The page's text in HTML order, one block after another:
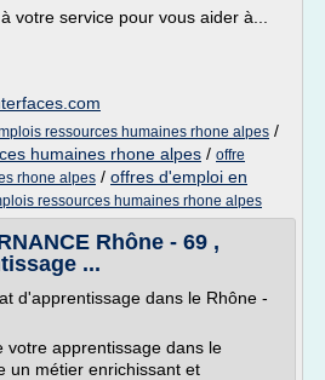
votre service pour vous aider à...
ressources humaines rhone alpes /
humaines rhone alpes / offre
rhone alpes / offres d'emploi en
ressources humaines rhone alpes
Rhône - 69 ,
...
d'apprentissage dans le Rhône -
votre apprentissage dans le
un métier enrichissant et